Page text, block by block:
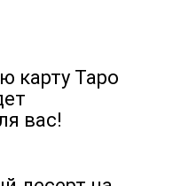
карту Таро
вас!